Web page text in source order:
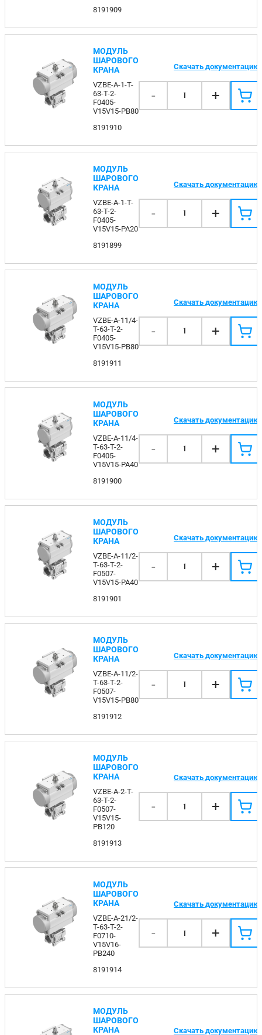
8191909
МОДУЛЬ
ШАРОВОГО
КРАНА
VZBE-A-1-T-
63-T-2-
F0405-
V15V15-PB80
8191910
Скачать документацию
- 1 +
МОДУЛЬ
ШАРОВОГО
КРАНА
VZBE-A-1-T-
63-T-2-
F0405-
V15V15-PA20
8191899
Скачать документацию
- 1 +
МОДУЛЬ
ШАРОВОГО
КРАНА
VZBE-A-11/4-
T-63-T-2-
F0405-
V15V15-PB80
8191911
Скачать документацию
- 1 +
МОДУЛЬ
ШАРОВОГО
КРАНА
VZBE-A-11/4-
T-63-T-2-
F0405-
V15V15-PA40
8191900
Скачать документацию
- 1 +
МОДУЛЬ
ШАРОВОГО
КРАНА
VZBE-A-11/2-
T-63-T-2-
F0507-
V15V15-PA40
8191901
Скачать документацию
- 1 +
МОДУЛЬ
ШАРОВОГО
КРАНА
VZBE-A-11/2-
T-63-T-2-
F0507-
V15V15-PB80
8191912
Скачать документацию
- 1 +
МОДУЛЬ
ШАРОВОГО
КРАНА
VZBE-A-2-T-
63-T-2-
F0507-
V15V15-
PB120
8191913
Скачать документацию
- 1 +
МОДУЛЬ
ШАРОВОГО
КРАНА
VZBE-A-21/2-
T-63-T-2-
F0710-
V15V16-
PB240
8191914
Скачать документацию
- 1 +
МОДУЛЬ
ШАРОВОГО
КРАНА
Скачать документацию